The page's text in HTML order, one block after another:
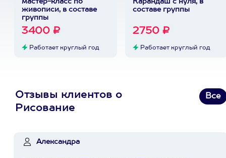
мастер-класс по
живописи, в составе
группы
3400 ₽
Работает круглый год
Карандаш с нуля, в
составе группы
2750 ₽
Работает круглый год
Отзывы клиентов о
Рисование
Все
Александра